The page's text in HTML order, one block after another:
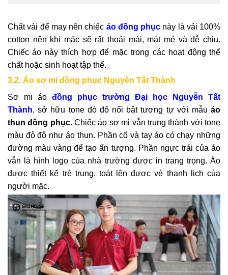
Chất vải để may nên chiếc áo đồng phục này là vải 100%
cotton nên khi mặc sẽ rất thoải mái, mát mẻ và dễ chịu.
Chiếc áo này thích hợp để mặc trong các hoạt động thể
chất hoặc sinh hoạt tập thể.
3.2. Áo sơ mi đồng phục Nguyễn Tất Thành
Sơ mi áo đồng phục trường Đại học Nguyễn Tất
Thành, sở hữu tone đỏ đô nổi bật tương tự với mẫu áo
thun đồng phục. Chiếc áo sơ mi vẫn trung thành với tone
màu đỏ đô như áo thun. Phần cổ và tay áo có chạy những
đường màu vàng để tạo ấn tượng. Phần ngực trái của áo
vẫn là hình logo của nhà trường được in trang trọng. Áo
được thiết kế trẻ trung, toát lên được vẻ thanh lịch của
người mặc.